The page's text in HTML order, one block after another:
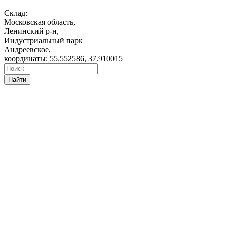
Склад:
Московская область,
Ленинский р-н,
Индустриальный парк
Андреевское,
координаты: 55.552586, 37.910015
Найти